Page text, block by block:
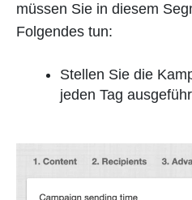
müssen Sie in diesem
Folgendes tun:
Stellen Sie die
jeden Tag